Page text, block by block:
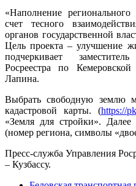
«Наполнение
счет тесного
органов государственной
Цель проекта – улучшение
подчеркивает
Росреестра по
Лапина.
Выбрать свободную землю
кадастровой карты. (https://
«Земля для стройки».
(номер региона, символы
Пресс-служба Управления
– Кузбассу.